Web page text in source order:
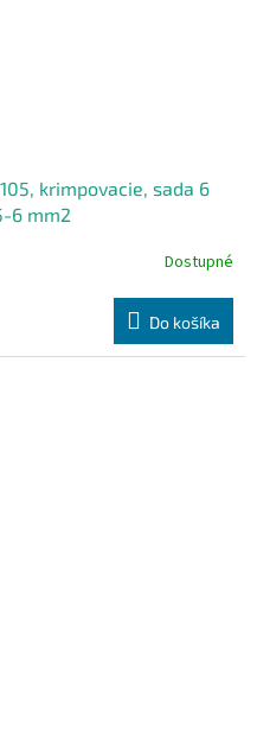
krimpovacie, sada 6
6 mm2
Dostupné
Do košíka